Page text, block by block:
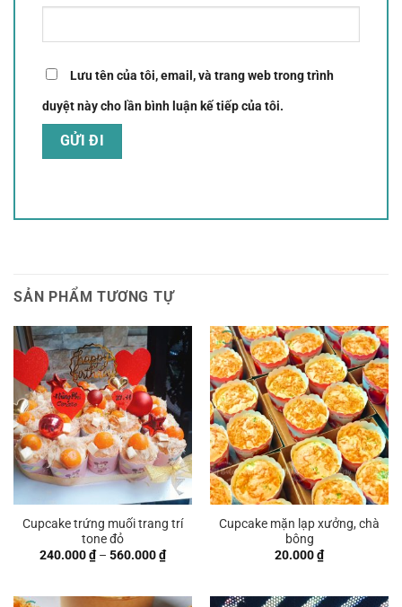
Lưu tên của tôi, email, và trang web trong trình
duyệt này cho lần bình luận kế tiếp của tôi.
SẢN PHẨM TƯƠNG TỰ
Cupcake trứng muối trang trí
tone đỏ
240.000₫ – 560.000₫Khoảng
giá:
đến
Cupcake mặn lạp xưởng, chà
bông
20.000₫